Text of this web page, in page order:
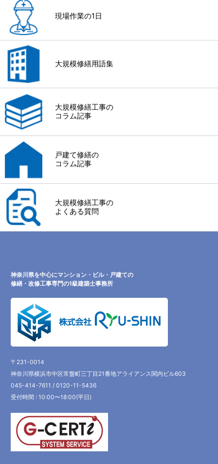
現場作業の1日
大規模修繕用語集
大規模修繕工事の
コラム記事
戸建て修繕の
コラム記事
大規模修繕工事の
よくある質問
神奈川県を中心にマンション・ビル・戸建ての
修繕・改修工事専門の1級建築士事務所
〒231-0014
神奈川県横浜市中区常盤町三丁目21番地アライアンス関内ビル603
045-414-7611 / 0120-11-5436
受付時間 : 10:00〜18:00(平日)